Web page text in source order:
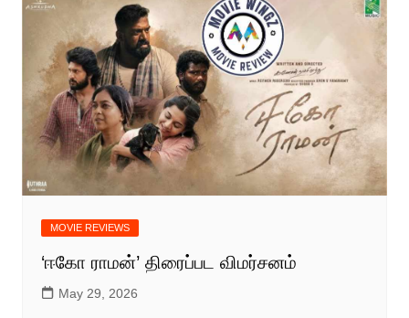
MOVIE REVIEWS
‘ஈகோ ராமன்’ திரைப்பட விமர்சனம்
May 29, 2026